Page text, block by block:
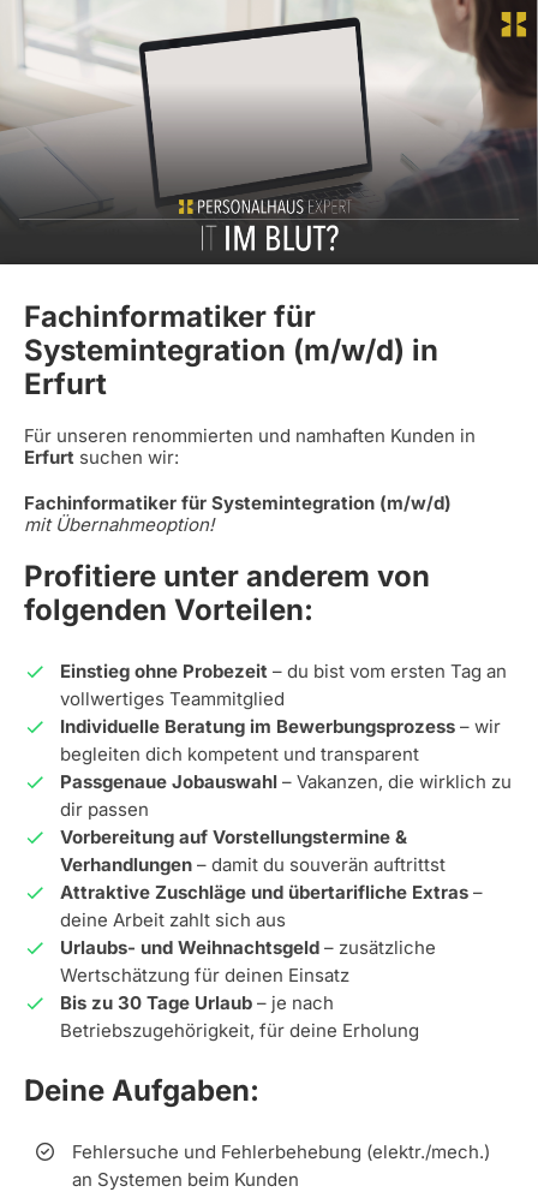
Fachinformatiker für
Systemintegration (m/w/d) in
Erfurt
Für unseren renommierten und namhaften Kunden in
Erfurt suchen wir:
Fachinformatiker für Systemintegration (m/w/d)
mit Übernahmeoption!
Profitiere unter anderem von
folgenden Vorteilen:
Einstieg ohne Probezeit – du bist vom ersten Tag an
vollwertiges Teammitglied
Individuelle Beratung im Bewerbungsprozess – wir
begleiten dich kompetent und transparent
Passgenaue Jobauswahl – Vakanzen, die wirklich zu
dir passen
Vorbereitung auf Vorstellungstermine &
Verhandlungen – damit du souverän auftrittst
Attraktive Zuschläge und übertarifliche Extras –
deine Arbeit zahlt sich aus
Urlaubs- und Weihnachtsgeld – zusätzliche
Wertschätzung für deinen Einsatz
Bis zu 30 Tage Urlaub – je nach
Betriebszugehörigkeit, für deine Erholung
Deine Aufgaben:
Fehlersuche und Fehlerbehebung (elektr./mech.)
an Systemen beim Kunden